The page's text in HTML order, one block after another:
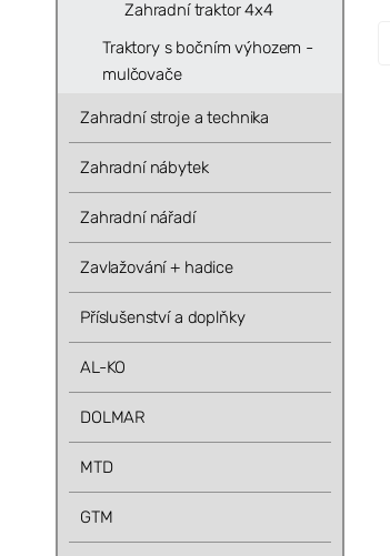
Zahradní traktor 4x4
Traktory s bočním výhozem -
mulčovače
Zahradní stroje a technika
Zahradní nábytek
Zahradní nářadí
Zavlažování + hadice
Příslušenství a doplňky
AL-KO
DOLMAR
MTD
GTM